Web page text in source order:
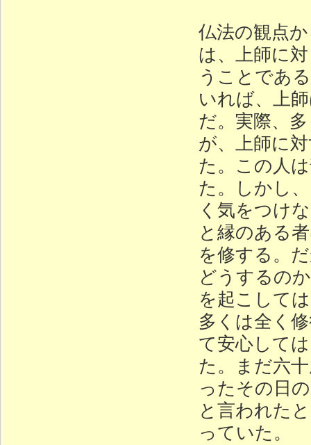
仏法の観点
は、上師に
うことであ
いれば、上
だ。実際、
が、上師に
た。この人
た。しかし
く気をつけ
と縁のある
を修する。
どうするの
を起こして
多くは全く
て安心して
た。まだ六
ったその日
と言われた
っていた。